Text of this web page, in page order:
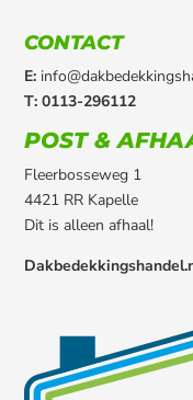
CONTACT
E:
T: 0113-296112
POST &
Fleerbosseweg 1
4421 RR Kapelle
Dit is alleen afhaal!